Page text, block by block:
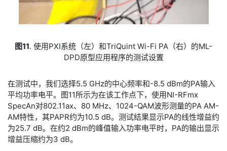
图11. 使用PXI系统（左）和TriQuint Wi-Fi PA（右）的ML-
DPD原型应用程序的测试设置
​在测试中，我们选择5.5 GHz的中心频率和-8.5 dBm的PA输入
平均功率电平。图11所示为在该工作点下，使用NI-RFmx
SpecAn对802.11ax、80 MHz、1024-QAM波形测量的PA AM-
AM特性，其PAPR约为10.5 dB。测试结果显示PA的线性增益约
为25.7 dB。在约2 dBm的峰值输入功率电平时，PA的输出显示
增益压缩约为3 dB。